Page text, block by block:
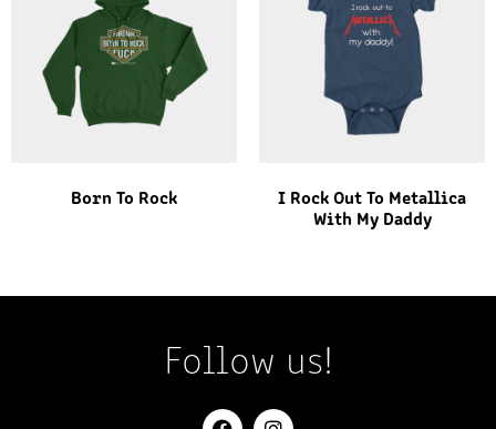
Born To Rock
I Rock Out To Metallica
With My Daddy
Follow us!